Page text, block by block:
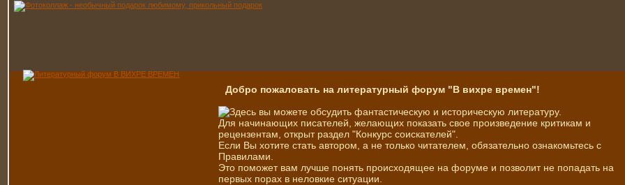
Добро пожаловать на литературный форум "В вихре времен"!
Здесь вы можете обсудить фантастическую и историческую литературу.
Для начинающих писателей, желающих показать свое произведение критикам и
рецензентам, открыт раздел "Конкурс соискателей".
Если Вы хотите стать автором, а не только читателем, обязательно ознакомьтесь с
Правилами.
Это поможет вам лучше понять происходящее на форуме и позволит не попадать на
первых порах в неловкие ситуации.